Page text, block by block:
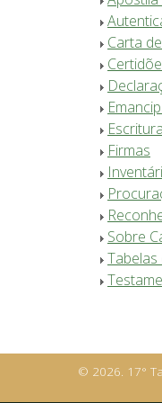
Carta
Firmas
Sobre
Tabelas
© 2026. 17°